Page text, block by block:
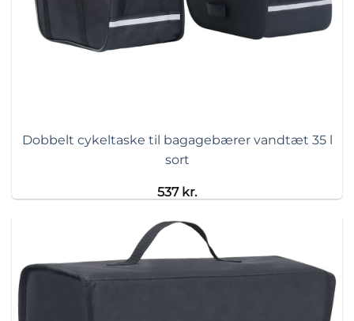
Dobbelt cykeltaske til bagagebærer vandtæt 35 l
sort
537 kr.